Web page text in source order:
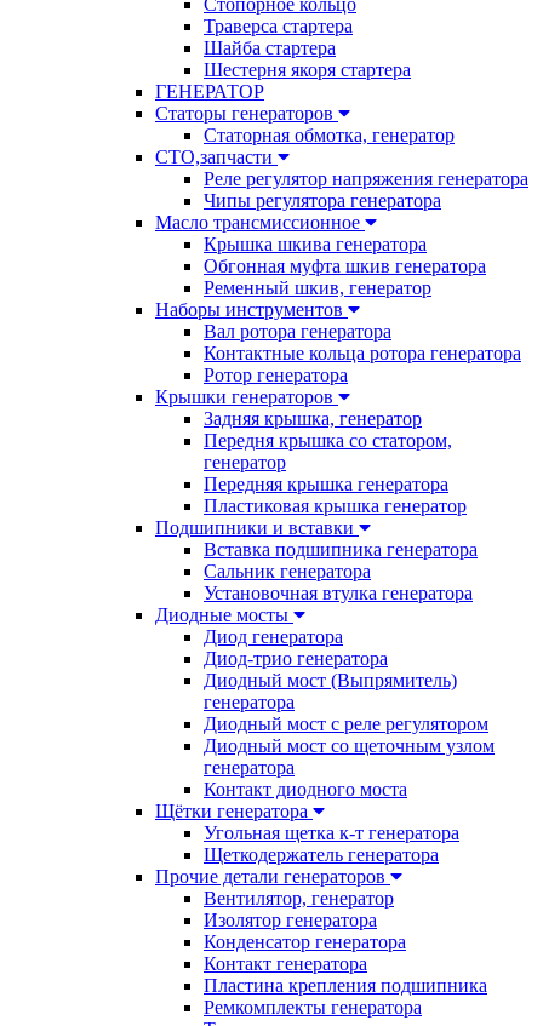
Стопорное кольцо
Траверса стартера
Шайба стартера
Шестерня якоря стартера
ГЕНЕРАТОР
Статоры генераторов
Статорная обмотка, генератор
СТО,запчасти
Реле регулятор напряжения генератора
Чипы регулятора генератора
Масло трансмиссионное
Крышка шкива генератора
Обгонная муфта шкив генератора
Ременный шкив, генератор
Наборы инструментов
Вал ротора генератора
Контактные кольца ротора генератора
Ротор генератора
Крышки генераторов
Задняя крышка, генератор
Передня крышка со статором,
генератор
Передняя крышка генератора
Пластиковая крышка генератор
Подшипники и вставки
Вставка подшипника генератора
Сальник генератора
Установочная втулка генератора
Диодные мосты
Диод генератора
Диод-трио генератора
Диодный мост (Выпрямитель)
генератора
Диодный мост с реле регулятором
Диодный мост со щеточным узлом
генератора
Контакт диодного моста
Щётки генератора
Угольная щетка к-т генератора
Щеткодержатель генератора
Прочие детали генераторов
Вентилятор, генератор
Изолятор генератора
Конденсатор генератора
Контакт генератора
Пластина крепления подшипника
Ремкомплекты генератора